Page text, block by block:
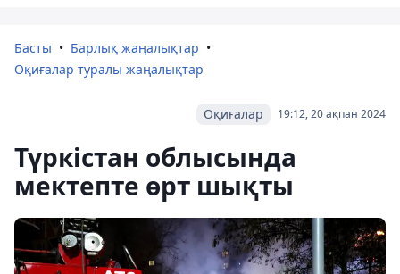
Басты
Барлық жаңалықтар
Оқиғалар туралы жаңалықтар
19:12, 20 ақпан 2024
Оқиғалар
Түркістан облысында
мектепте өрт шықты